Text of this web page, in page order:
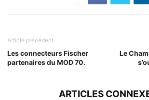
Article précédent
Les connecteurs Fischer
partenaires du MOD 70.
Le
ARTICLES